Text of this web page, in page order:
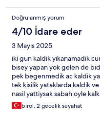
Doğrulanmış yorum
4/10 İdare eder
3 Mayıs 2025
iki gun kaldik yikanamadik
bisey yapan yok gelen de
pek begenmedik ac kaldik
tek kisilik yataklarda kaldik
nasil yattiysak sabah oyle
donersen direk yere
hepsi ayniymis dogrumu
birol, 2 gecelik seyahat